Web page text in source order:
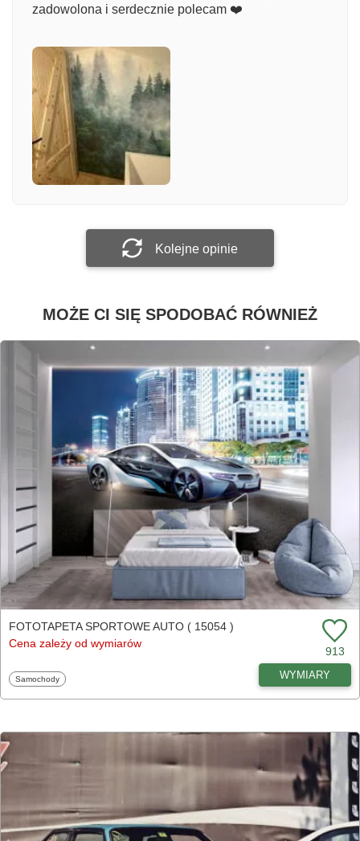
Załącz zdjęcie
zadowolona i serdecznie polecam ❤️
Kolejne opinie
MOŻE CI SIĘ SPODOBAĆ RÓWNIEŻ
FOTOTAPETA SPORTOWE AUTO ( 15054 )
Cena zależy od wymiarów
913
Fototapety
Samochody WYMIARY